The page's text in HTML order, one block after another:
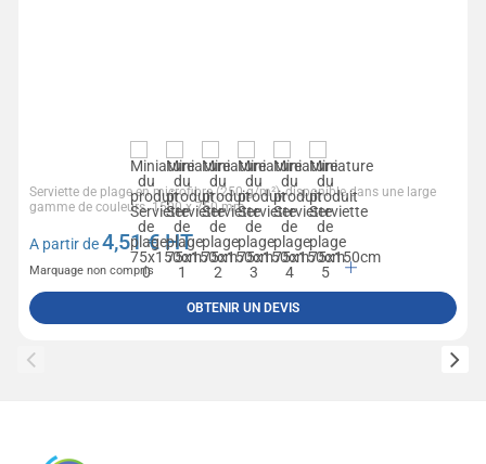
Serviette de plage en microfibre (250 g/m²), disponible dans une large
gamme de couleurs. 1500 x 750 mm
A partir de4,51€ HT
Marquage non compris
OBTENIR UN DEVIS